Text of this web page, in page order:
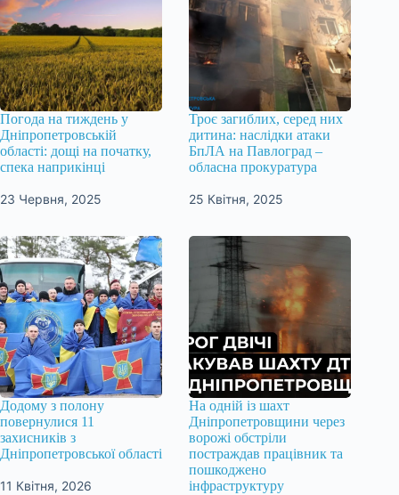
Погода на тиждень у
Дніпропетровській
області: дощі на початку,
спека наприкінці
23 Червня, 2025
Троє загиблих, серед них
дитина: наслідки атаки
БпЛА на Павлоград –
обласна прокуратура
25 Квітня, 2025
Додому з полону
повернулися 11
захисників з
Дніпропетровської області
11 Квітня, 2026
На одній із шахт
Дніпропетровщини через
ворожі обстріли
постраждав працівник та
пошкоджено
інфраструктуру